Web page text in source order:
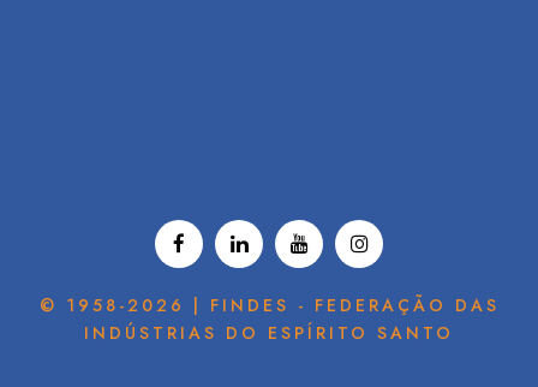
© 1958-2026 | FINDES - FEDERAÇÃO DAS
INDÚSTRIAS DO ESPÍRITO SANTO